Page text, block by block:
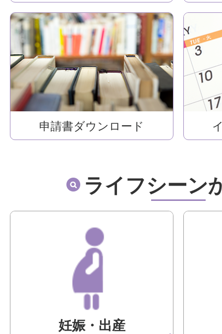
申請書ダウンロード
ライフシーン
妊娠・出産